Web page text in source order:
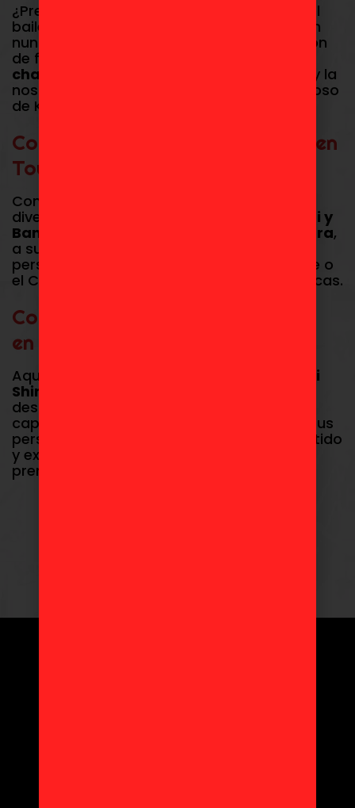
¿Preparado para un poco de travesura y el
baile de la trompa? ¡En Toydoki la diversión
nunca termina! Te ofrecemos una selección
de figuras de
chan)
que capturan el humor, el descaro y la
nostalgia del niño de cinco años más famoso
de Kasukabe.
Comprar Figuras de Shin-chan en
Toydoki
Contamos con figuras encantadoras y
divertidas de marcas líderes como
Bandai y
Banpresto
Shinnosuke Nohara,
a su adorable perrito
personajes inolvidables como el Ultrahéroe o
el Cerdito Valiente en sus poses más icónicas.
Comprar Ichiban Kuji Shin-chan
en Toydoki
Aquí podrás encontrar figuras
Ichiban Kuji
Shin-chan
destacan por su calidad y detalle,
capturando a la perfección la esencia de tus
personajes favoritos. Dales un toque divertido
y exclusivo a tus estanterías con estos
premios de edición limitada.